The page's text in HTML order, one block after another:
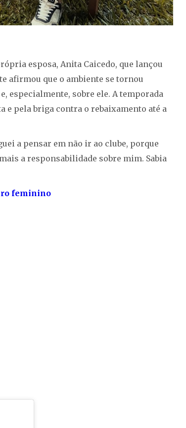
esposa, Anita Caicedo, que lançou
afirmou que o ambiente se tornou
especialmente, sobre ele. A temporada
e pela briga contra o rebaixamento até a
a pensar em não ir ao clube, porque
a responsabilidade sobre mim. Sabia
feminino